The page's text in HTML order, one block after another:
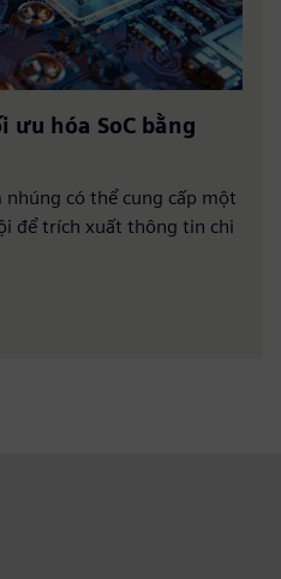
ưu hóa SoC bằng
nhúng có thể cung cấp một
để trích xuất thông tin chi